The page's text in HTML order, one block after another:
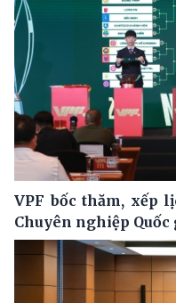
VPF bốc thăm, xếp
Chuyên nghiệp Quốc